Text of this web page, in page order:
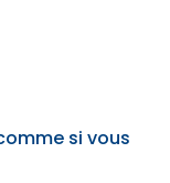
si vous